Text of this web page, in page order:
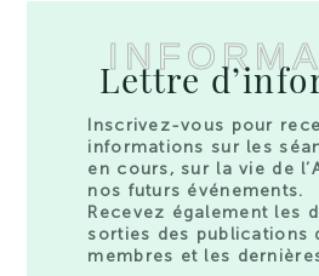
Lettre
Inscrivez-vous pour
informations sur les
en cours, sur la vie de
nos futurs événements.
Recevez également les
sorties des publications
membres et les